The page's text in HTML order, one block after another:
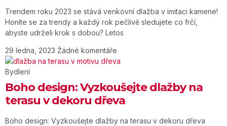
Trendem roku 2023 se stává venkovní dlažba v imitaci kamene!
Honíte se za trendy a každý rok pečlivě sledujete co frčí,
abyste udrželi krok s dobou? Letos
29 ledna, 2023 Žádné komentáře
Bydlení
Boho design: Vyzkoušejte dlažby na
terasu v dekoru dřeva
Boho design: Vyzkoušejte dlažby na terasu v dekoru dřeva